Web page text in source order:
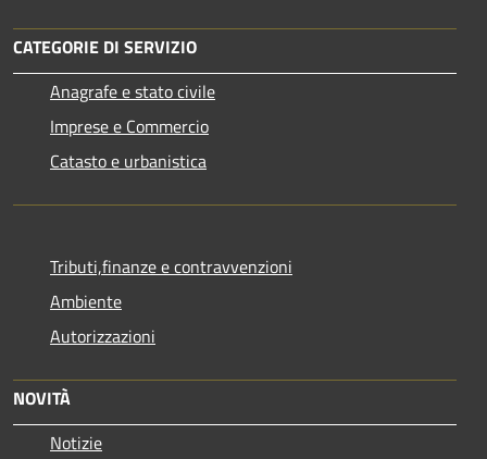
CATEGORIE DI SERVIZIO
Anagrafe e stato civile
Imprese e Commercio
Catasto e urbanistica
Tributi,finanze e contravvenzioni
Ambiente
Autorizzazioni
NOVITÀ
Notizie